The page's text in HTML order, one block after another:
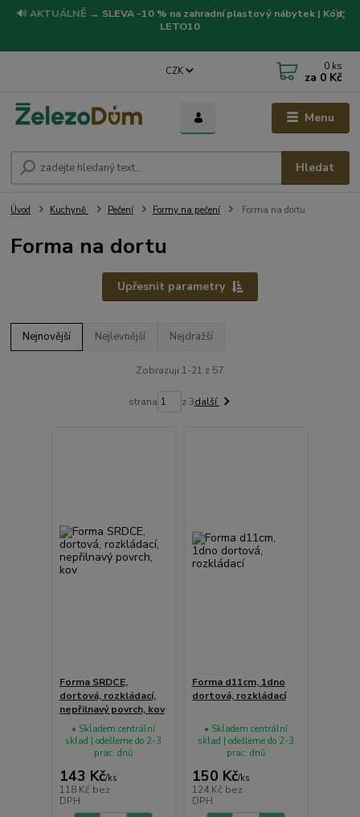
🔊 AKTUÁLNĚ → SLEVA -10 % na zahradní plastový nábytek | Kód:
LETO10
Menu
CZK
Hledat
0 ks
za 0 Kč
Úvod Kuchyně Pečení Formy na pečení Forma na dortu
Forma na dortu
Upřesnit parametry
Nejnovější Nejlevnější Nejdražší
Zobrazuji 1-21 z 57
strana z 3další
Forma SRDCE,
dortová, rozkládací,
nepřilnavý povrch, kov
143 Kč/ks
118 Kč bez
DPH
• Skladem centrální
sklad | odešleme do 2-3
prac. dnů
Forma d11cm, 1dno
dortová, rozkládací
150 Kč/ks
124 Kč bez
DPH
• Skladem centrální
sklad | odešleme do 2-3
prac. dnů